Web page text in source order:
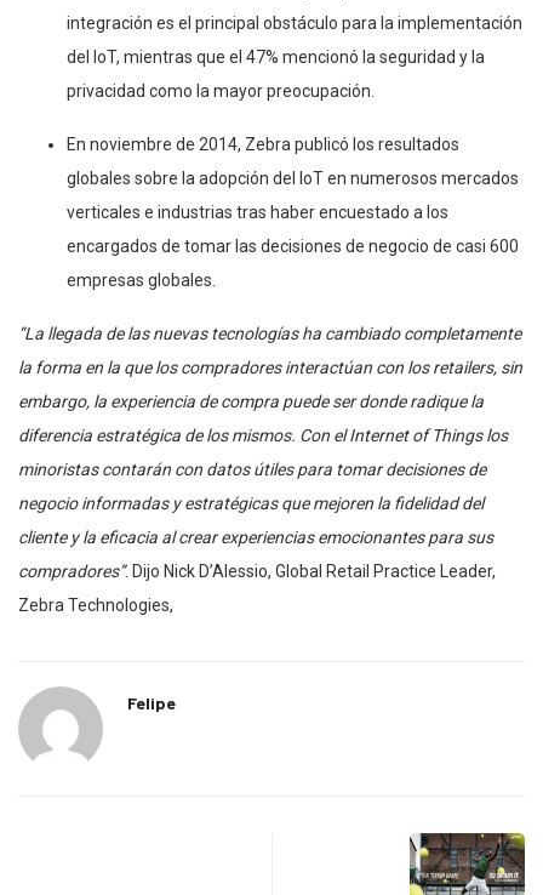
integración es el principal obstáculo para la implementación
del IoT, mientras que el 47% mencionó la seguridad y la
privacidad como la mayor preocupación.
En noviembre de 2014, Zebra publicó los resultados
globales sobre la adopción del IoT en numerosos mercados
verticales e industrias tras haber encuestado a los
encargados de tomar las decisiones de negocio de casi 600
empresas globales.
“La llegada de las nuevas tecnologías ha cambiado completamente
la forma en la que los compradores interactúan con los retailers, sin
embargo, la experiencia de compra puede ser donde radique la
diferencia estratégica de los mismos. Con el Internet of Things los
minoristas contarán con datos útiles para tomar decisiones de
negocio informadas y estratégicas que mejoren la fidelidad del
cliente y la eficacia al crear experiencias emocionantes para sus
compradores”. Dijo Nick D’Alessio, Global Retail Practice Leader,
Zebra Technologies,
Felipe